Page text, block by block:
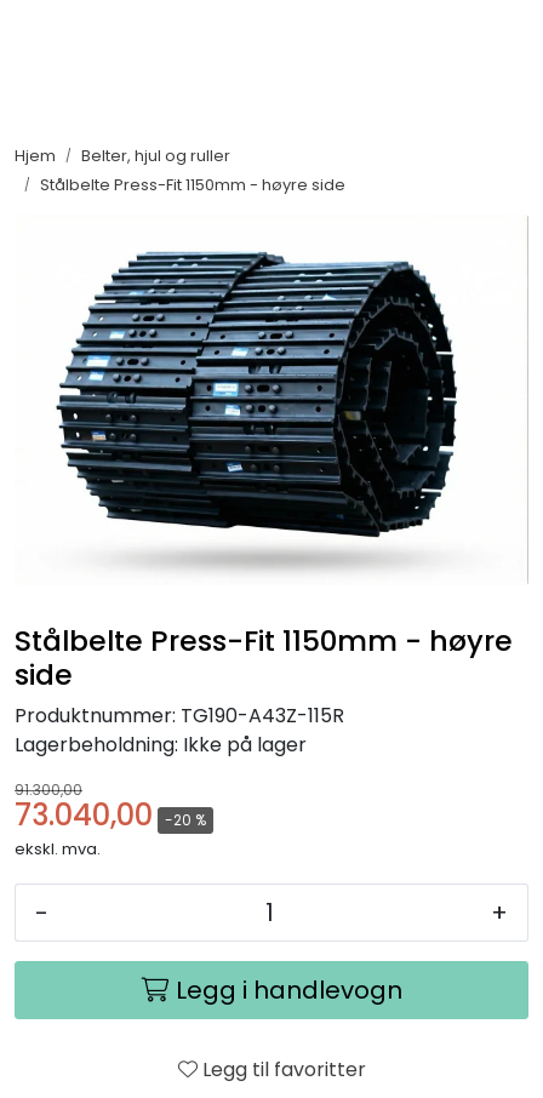
Hjem
Belter, hjul og ruller
Stålbelte Press-Fit 1150mm - høyre side
Stålbelte Press-Fit 1150mm - høyre
side
Produktnummer: TG190-A43Z-115R
Lagerbeholdning: Ikke på lager
91.300,00
73.040,00 -20 %
ekskl. mva.
- +
Legg i handlevogn
Legg til favoritter
Utstyr og tilbehør
Filter og servicedeler
Service og støtte
Salgsorganisasjon